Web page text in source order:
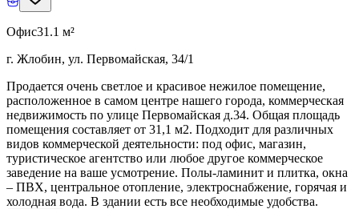
Офис31.1 м²
г. Жлобин, ул. Первомайская, 34/1
Продается очень светлое и красивое нежилое помещение,
расположенное в самом центре нашего города, коммерческая
недвижимость по улице Первомайская д.34. Общая площадь
помещения составляет от 31,1 м2. Подходит для различных
видов коммерческой деятельности: под офис, магазин,
туристическое агентство или любое другое коммерческое
заведение на ваше усмотрение. Полы-ламинит и плитка, окна
– ПВХ, центральное отопление, электроснабжение, горячая и
холодная вода. В здании есть все необходимые удобства.